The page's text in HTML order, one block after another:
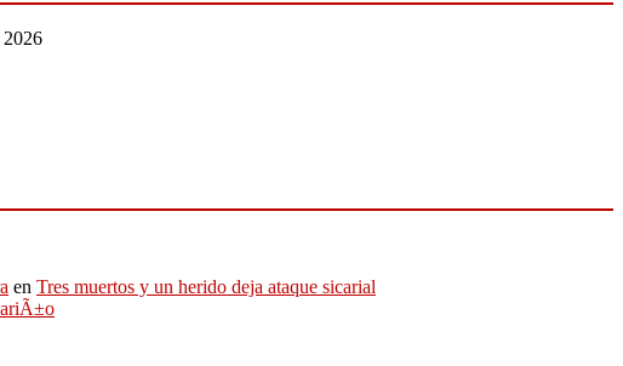
2026
en Tres muertos y un herido deja ataque sicarial